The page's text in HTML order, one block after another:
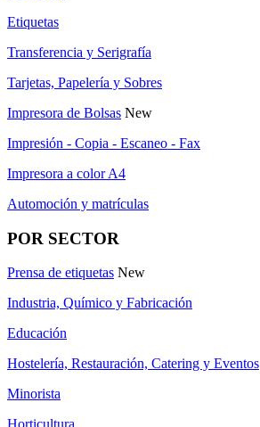
Etiquetas
Transferencia y Serigrafía
Tarjetas, Papelería y Sobres
Impresora de Bolsas New
Impresión - Copia - Escaneo - Fax
Impresora a color A4
Automoción y matrículas
POR SECTOR
Prensa de etiquetas New
Industria, Químico y Fabricación
Educación
Hostelería, Restauración, Catering y Eventos
Minorista